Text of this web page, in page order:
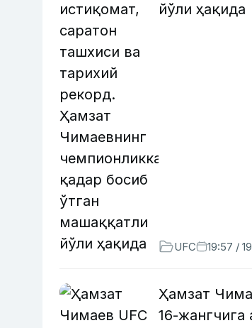
йўли ҳақида
UFC 19:57 /
Ҳамзат
16-жангчига